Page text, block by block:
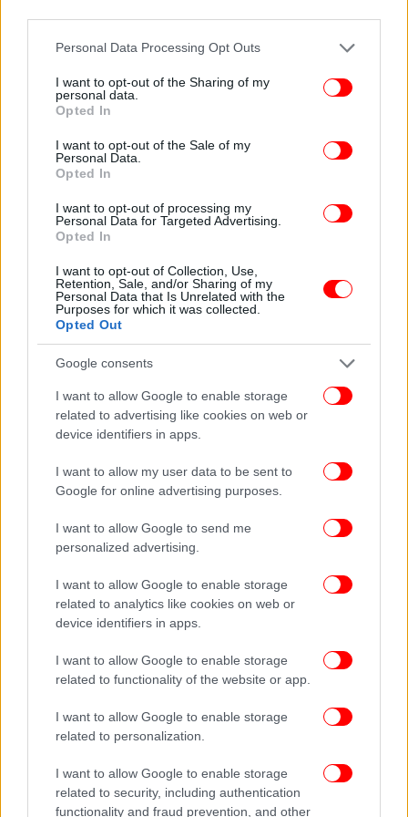
Please note that this website/app uses one or more Google
not limited to your visit or usage behaviour. You may click to
grant or deny consent to Google and its third-party tags to
use your data for below specified purposes in below Google
consent section.
Personal Data Processing Opt Outs
I want to opt-out of the Sharing of my
personal data.
Opted In
I want to opt-out of the Sale of my
Personal Data.
Opted In
I want to opt-out of processing my
Personal Data for Targeted Advertising.
Opted In
I want to opt-out of Collection, Use,
Retention, Sale, and/or Sharing of my
Personal Data that Is Unrelated with the
Purposes for which it was collected.
Opted Out
Google consents
I want to allow Google to enable storage
related to advertising like cookies on web or
device identifiers in apps.
I want to allow my user data to be sent to
Google for online advertising purposes.
I want to allow Google to send me
personalized advertising.
I want to allow Google to enable storage
related to analytics like cookies on web or
device identifiers in apps.
I want to allow Google to enable storage
related to functionality of the website or app.
I want to allow Google to enable storage
related to personalization.
I want to allow Google to enable storage
related to security, including authentication
functionality and fraud prevention, and other
Η συνθήκηNew START(Strategic Arms Reduction
Treaty), η οποία είχε υπογραφεί το 2010 και
αναμένετο να εκπνεύσει στις 5 Φεβρουαρίου,
περιορίζει τον αριθμό των πυρηνικών κεφαλών, σε
πυραύλους και στρατηγικά βομβαρδιστικά
Πολιτείες.
ΟΛΕΣ ΟΙ ΕΙΔΗΣΕΙΣ
Κορωνοϊός-Θεσσαλονίκη: Αυξημένο κατά 50% το ιικό
φορτίο των λυμάτων στις δύο τελευταίες μετρήσεις
Σοκ στη Θήβα από τον θάνατο της 15χρονης από
κορωνοϊό -Διασωληνωμένη η μητέρα της, συγκλονίζει ο
αδελφός της
Χρυσοχοΐδης: Ανοιχτό το ενδεχόμενο για απαγόρευση
κυκλοφορίας από τις 18:00
Ελπίδα: Ερευνα δείχνει ότι το εμβόλιο της Οξφόρδης
«φρενάρει» σημαντικά τη μετάδοση -Από την πρώτη δόση
76% προστασία